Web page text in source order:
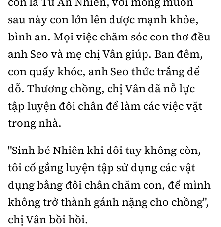
sau này con lớn lên được mạnh khỏe,
bình an. Mọi việc chăm sóc con thơ đều
anh Seo và mẹ chị Vân giúp. Ban đêm,
con quấy khóc, anh Seo thức trắng để
dỗ. Thương chồng, chị Vân đã nỗ lực
tập luyện đôi chân để làm các việc vặt
trong nhà.
"Sinh bé Nhiên khi đôi tay không còn,
tôi cố gắng luyện tập sử dụng các vật
dụng bằng đôi chân chăm con, để mình
không trở thành gánh nặng cho chồng",
chị Vân bồi hồi.